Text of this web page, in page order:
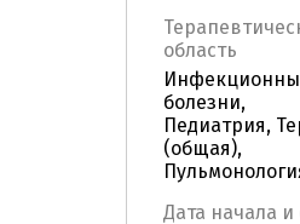
область
болезни,
Педиатрия,
(общая),
Дата начала